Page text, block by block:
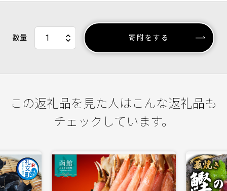
数量 寄附をする
この返礼品を見た人はこんな返礼品も
チェックしています。